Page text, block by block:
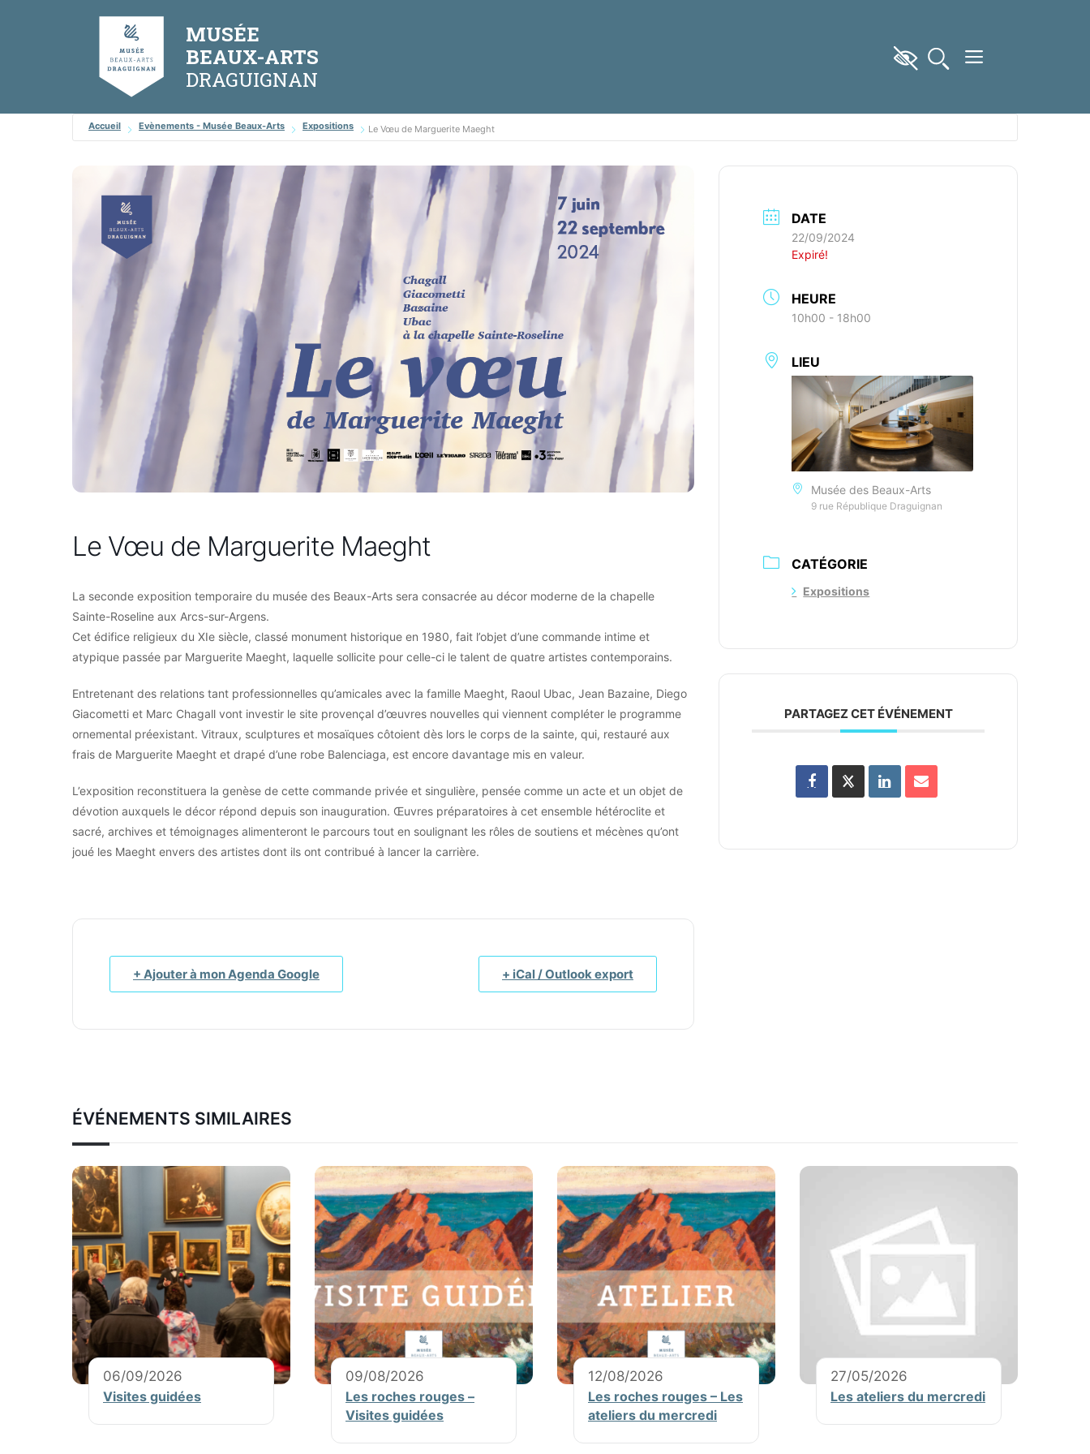
MUSÉE
BEAUX-ARTS
Accueil Evènements - Musée Beaux-Arts Expositions Le Vœu de Marguerite Maeght
Le Vœu de Marguerite Maeght
La seconde exposition temporaire du musée des Beaux-Arts sera consacrée au décor moderne de la chapelle
Sainte-Roseline aux Arcs-sur-Argens.
Cet édifice religieux du XIe siècle, classé monument historique en 1980, fait l’objet d’une commande intime et
atypique passée par Marguerite Maeght, laquelle sollicite pour celle-ci le talent de quatre artistes contemporains.
Entretenant des relations tant professionnelles qu’amicales avec la famille Maeght, Raoul Ubac, Jean Bazaine, Diego
Giacometti et Marc Chagall vont investir le site provençal d’œuvres nouvelles qui viennent compléter le programme
ornemental préexistant. Vitraux, sculptures et mosaïques côtoient dès lors le corps de la sainte, qui, restauré aux
frais de Marguerite Maeght et drapé d’une robe Balenciaga, est encore davantage mis en valeur.
L’exposition reconstituera la genèse de cette commande privée et singulière, pensée comme un acte et un objet de
dévotion auxquels le décor répond depuis son inauguration. Œuvres préparatoires à cet ensemble hétéroclite et
sacré, archives et témoignages alimenteront le parcours tout en soulignant les rôles de soutiens et mécènes qu’ont
joué les Maeght envers des artistes dont ils ont contribué à lancer la carrière.
+ Ajouter à mon Agenda Google + iCal / Outlook export
DATE
22/09/2024
Expiré!
HEURE
10h00 - 18h00
LIEU
Musée des Beaux-Arts
9 rue République Draguignan
CATÉGORIE
Expositions
PARTAGEZ CET ÉVÉNEMENT
ÉVÉNEMENTS SIMILAIRES
06/09/2026
Visites guidées
09/08/2026
Les roches rouges –
Visites guidées
12/08/2026
Les roches rouges – Les
ateliers du mercredi
27/05/2026
Les ateliers du mercredi